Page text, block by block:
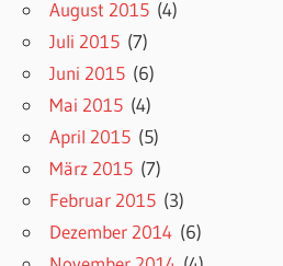
August 2015 (4)
Juli 2015 (7)
Juni 2015 (6)
Mai 2015 (4)
April 2015 (5)
März 2015 (7)
Februar 2015 (3)
Dezember 2014 (6)